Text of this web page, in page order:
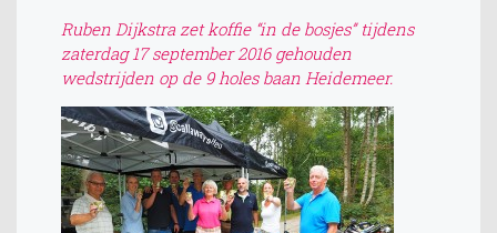
Ruben Dijkstra zet koffie “in de bosjes” tijdens
zaterdag 17 september 2016 gehouden
wedstrijden op de 9 holes baan Heidemeer.